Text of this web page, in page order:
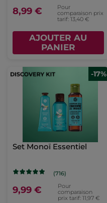
8,99 €
Pour
comparaison prix
tarif: 13,40 €
AJOUTER AU
PANIER
-17%
Set Monoï Essentiel
(716)
9,99 €
Pour
comparaison
prix tarif: 11,97 €